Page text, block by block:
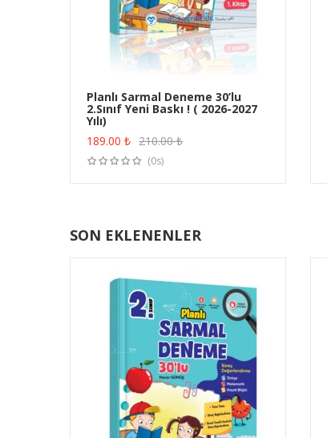
ÜRÜN SATIN AL
Planlı Sarmal Deneme 30’lu
2.Sınıf Yeni Baskı ! ( 2026-2027
Yılı)
189.00 ₺ 210.00₺
(0s)
SON EKLENENLER